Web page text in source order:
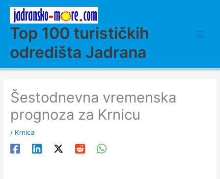
contentTop 100 turističkih
odredišta Jadrana
Šestodnevna vremenska
prognoza za Krnicu
/ Krnica